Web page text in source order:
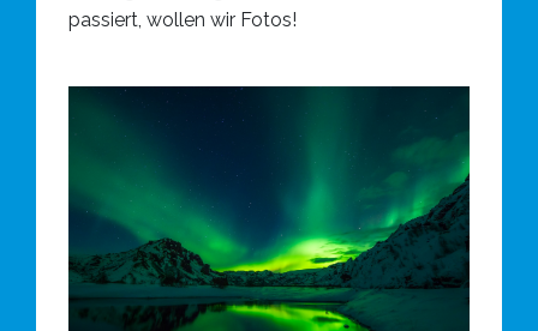
passiert, wollen wir Fotos!